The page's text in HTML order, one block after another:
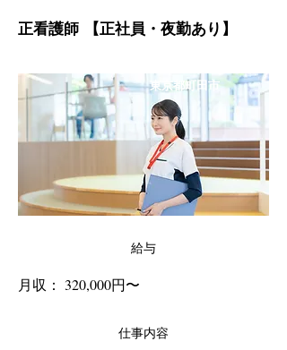
正看護師 【正社員・夜勤あり】
東京都町田市
給与
月収： 320,000円〜
仕事内容